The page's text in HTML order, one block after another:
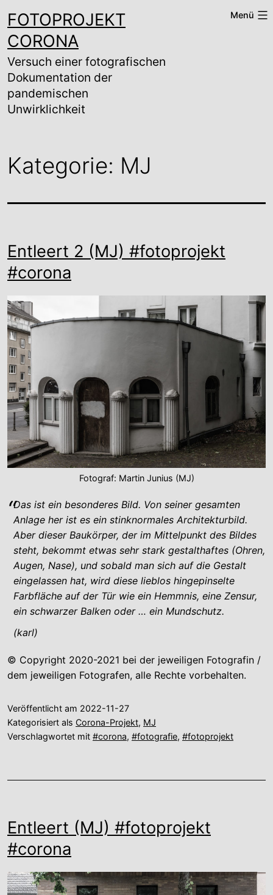
Inhalt
springen
FOTOPROJEKT
CORONA
Versuch einer fotografischen
Dokumentation der
pandemischen
Unwirklichkeit
Menü
Kategorie: MJ
Entleert 2 (MJ) #fotoprojekt
#corona
Fotograf: Martin Junius (MJ)
Das ist ein besonderes Bild. Von seiner gesamten
Anlage her ist es ein stinknormales Architekturbild.
Aber dieser Baukörper, der im Mittelpunkt des Bildes
steht, bekommt etwas sehr stark gestalthaftes (Ohren,
Augen, Nase), und sobald man sich auf die Gestalt
eingelassen hat, wird diese lieblos hingepinselte
Farbfläche auf der Tür wie ein Hemmnis, eine Zensur,
ein schwarzer Balken oder … ein Mundschutz.
(karl)
© Copyright 2020-2021 bei der jeweiligen Fotografin /
dem jeweiligen Fotografen, alle Rechte vorbehalten.
Veröffentlicht am 2022-11-27
Kategorisiert als Corona-Projekt, MJ
Verschlagwortet mit #corona, #fotografie, #fotoprojekt
Entleert (MJ) #fotoprojekt
#corona